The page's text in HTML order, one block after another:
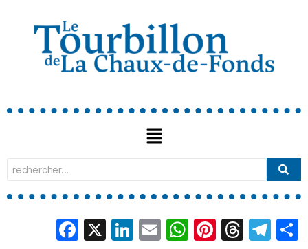
Facebook
X LinkedIn
EmailWhatsApp
Pinterest